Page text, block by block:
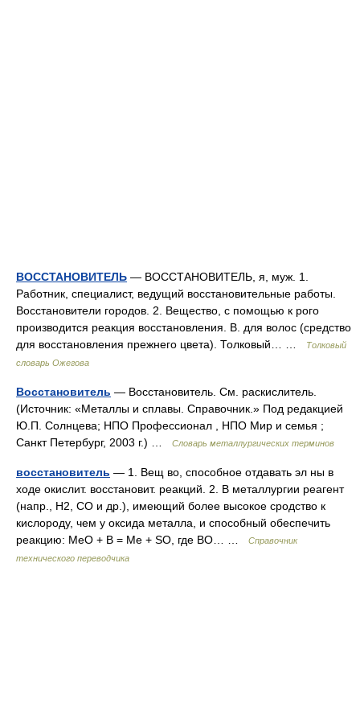
ВОССТАНОВИТЕЛЬ — ВОССТАНОВИТЕЛЬ, я, муж. 1.
Работник, специалист, ведущий восстановительные работы.
Восстановители городов. 2. Вещество, с помощью к рого
производится реакция восстановления. В. для волос (средство
для восстановления прежнего цвета). Толковый… …
Толковый
словарь Ожегова
Восстановитель — Восстановитель. См. раскислитель.
(Источник: «Металлы и сплавы. Справочник.» Под редакцией
Ю.П. Солнцева; НПО Профессионал , НПО Мир и семья ;
Санкт Петербург, 2003 г.) …
Словарь металлургических терминов
восстановитель — 1. Вещ во, способное отдавать эл ны в
ходе окислит. восстановит. реакций. 2. В металлургии реагент
(напр., Н2, СО и др.), имеющий более высокое сродство к
кислороду, чем у оксида металла, и способный обеспечить
реакцию: МеО + В = Me + SO, где ВО… …
Справочник
технического переводчика